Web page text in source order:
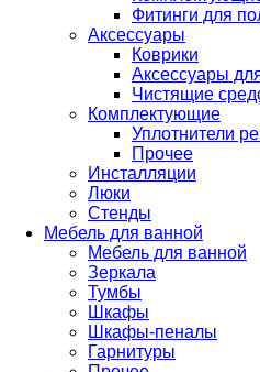
Фитинги для
Аксессуары
Коврики
Аксессуары
Чистящие
Комплектующие
Уплотнители
Прочее
Инсталляции
Люки
Стенды
Мебель для ванной
Мебель для ванной
Зеркала
Тумбы
Шкафы
Шкафы-пеналы
Гарнитуры